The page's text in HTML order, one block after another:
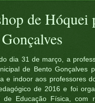
de Hóquei
dia 31 de março, a
de Bento Gonçalves
e indoor aos professores
de 2016 e foi
de Educação Física, com